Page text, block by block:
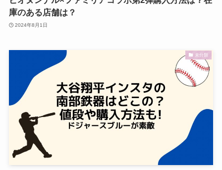
庫のある店舗は？
2024年8月1日
未分類